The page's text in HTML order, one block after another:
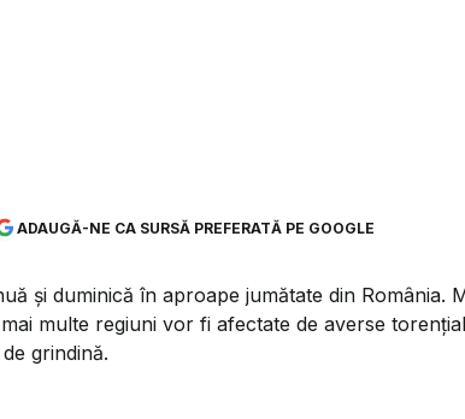
ADAUGĂ-NE CA SURSĂ PREFERATĂ PE GOOGLE
și duminică în aproape jumătate din România.
multe regiuni vor fi afectate de averse
grindină.